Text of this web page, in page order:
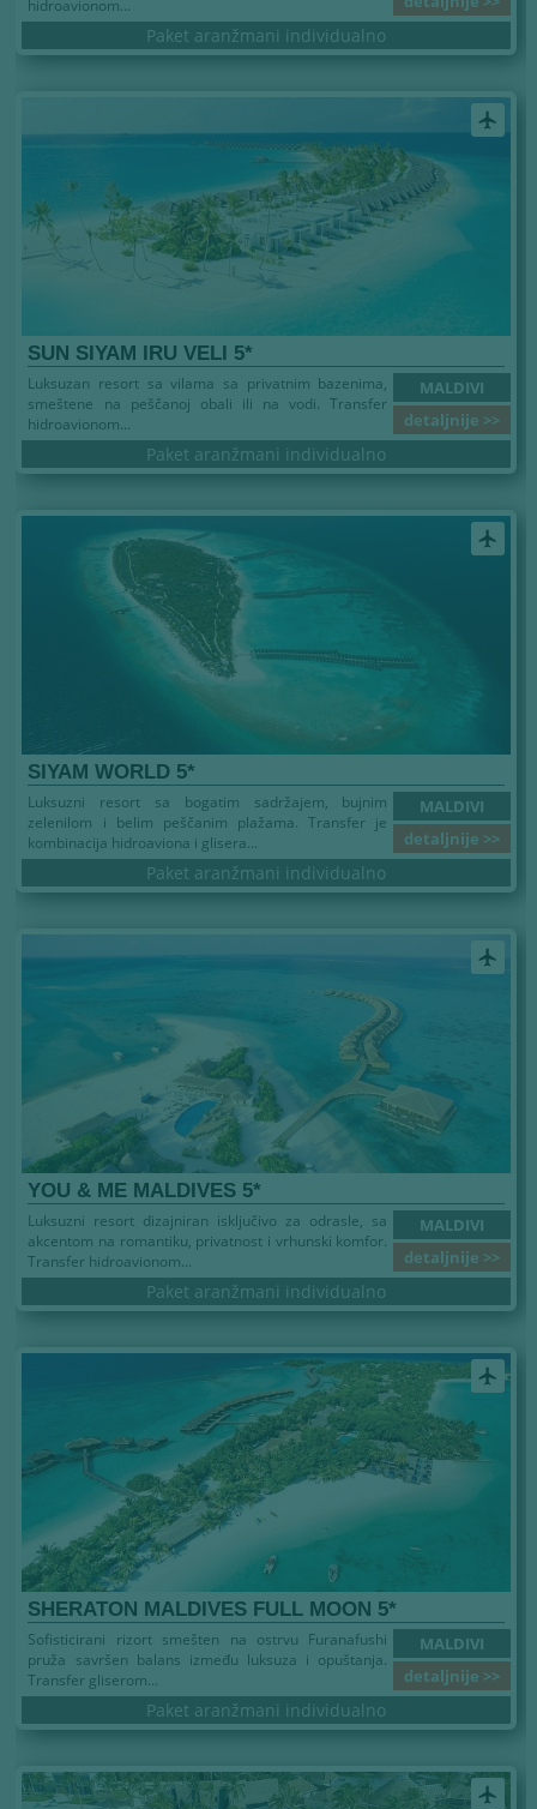
hidroavionom...
Paket aranžmani individualno
airplanemode_active
SUN SIYAM IRU VELI 5*
MALDIVI
detaljnije >>
Luksuzan resort sa vilama sa privatnim bazenima,
smeštene na peščanoj obali ili na vodi. Transfer
hidroavionom...
Paket aranžmani individualno
airplanemode_active
SIYAM WORLD 5*
MALDIVI
detaljnije >>
Luksuzni resort sa bogatim sadržajem, bujnim
zelenilom i belim peščanim plažama. Transfer je
kombinacija hidroaviona i glisera...
Paket aranžmani individualno
airplanemode_active
YOU & ME MALDIVES 5*
MALDIVI
detaljnije >>
Luksuzni resort dizajniran isključivo za odrasle, sa
akcentom na romantiku, privatnost i vrhunski komfor.
Transfer hidroavionom...
Paket aranžmani individualno
airplanemode_active
SHERATON MALDIVES FULL MOON 5*
MALDIVI
detaljnije >>
Sofisticirani rizort smešten na ostrvu Furanafushi
pruža savršen balans između luksuza i opuštanja.
Transfer gliserom...
Paket aranžmani individualno
airplanemode_active